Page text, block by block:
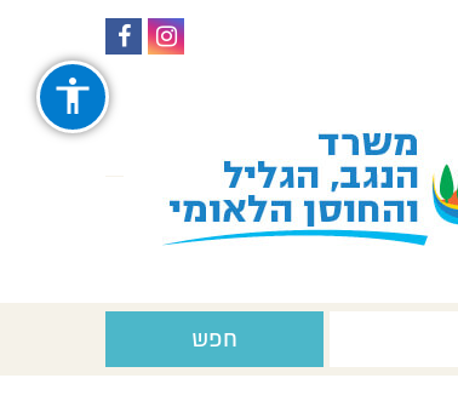
עקבו
אחרינו
ב-
Facebook
עקבו
Instagram
חפש